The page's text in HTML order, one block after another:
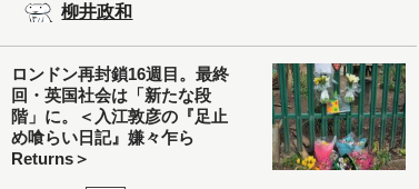
柳井政和
ロンドン再封鎖16週目。最終
回・英国社会は「新たな段
階」に。＜入江敦彦の『足止
め喰らい日記』嫌々乍ら
Returns＞